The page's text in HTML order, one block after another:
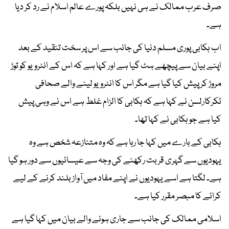
صرف عرب ممالک نے ہی نہیں بلکہ پورے عالم اسلام نے رد کر دیا
ہے۔
اب ہکابی پوری مسلم دنیا کی جانب سے اس پر سخت تنقید کے بعد
اپنے بیان سے پیچھے ہٹ گیا ہے اور کہا ہے کہ اس کے انٹرویو کو توڑ
مروڑ کر پیش کیا گیا ہے مگر اس کا انٹرویو لینے والے صحافی
ٹکرکارلسن نے کہا ہے کہ ہکابی کا الزام غلط ہے اس نے وہی پیش
کیا ہے جو ہکابی نے کہا تھا۔
ہکابی کے بارے میں کہا جا رہا ہے کہ وہ متنازعہ شخص ہے وہ
یہودیوں سے گہری قربت رکھنے کی وجہ سے عیسائیوں سے دور ہو گیا
ہے۔ لگتا ہے اسے یہودیوں نے اپنے مفاد میں آواز بلند کرنے کے لیے
کرائے کا مبصر مقرر کیا ہے۔
اسلامی ممالک کی جانب سے جاری ہونے والے بیان میں کہا گیا ہے